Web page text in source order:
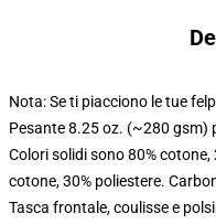
Nota: Se ti piacciono le tue
Pesante 8.25 oz. (~280 gsm)
Colori solidi sono 80% cotone,
cotone, 30% poliestere.
Tasca frontale, coulisse e